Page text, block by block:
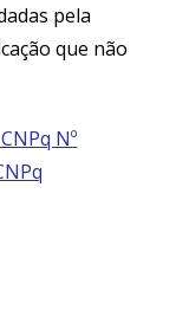
pela
que não
Nº